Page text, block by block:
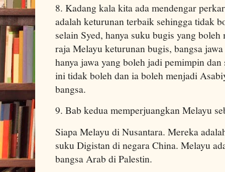
8. Kadang kala kita ada mendengar
adalah keturunan terbaik sehingga tidak
selain Syed, hanya suku bugis yang
raja Melayu keturunan bugis, bangsa
hanya jawa yang boleh jadi pemimpin dan
ini tidak boleh dan ia boleh menjadi
bangsa.
9. Bab kedua memperjuangkan Melayu
Siapa Melayu di Nusantara. Mereka
suku Digistan di negara China. Melayu
bangsa Arab di Palestin.